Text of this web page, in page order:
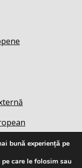
bună experiență pe
care le folosim sau